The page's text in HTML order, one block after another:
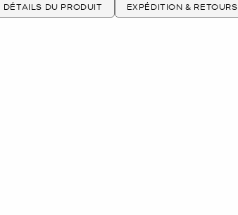
DÉTAILS DU PRODUIT EXPÉDITION & RETOURS